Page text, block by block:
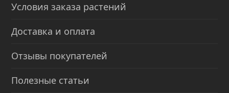
Условия заказа растений
Доставка и оплата
Отзывы покупателей
Полезные статьи